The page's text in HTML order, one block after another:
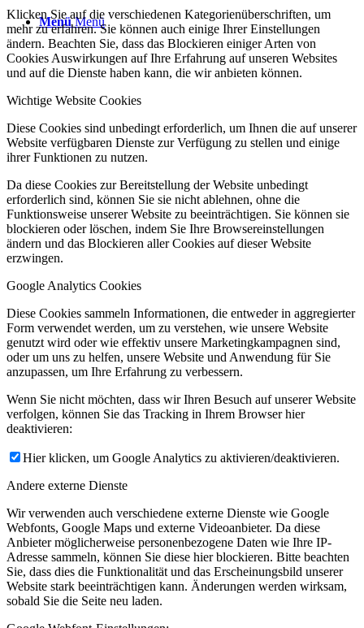
Menü Menü
Klicken Sie auf die verschiedenen Kategorienüberschriften, um
mehr zu erfahren. Sie können auch einige Ihrer Einstellungen
ändern. Beachten Sie, dass das Blockieren einiger Arten von
Cookies Auswirkungen auf Ihre Erfahrung auf unseren Websites
und auf die Dienste haben kann, die wir anbieten können.
Wichtige Website Cookies
Diese Cookies sind unbedingt erforderlich, um Ihnen die auf unserer
Website verfügbaren Dienste zur Verfügung zu stellen und einige
ihrer Funktionen zu nutzen.
Da diese Cookies zur Bereitstellung der Website unbedingt
erforderlich sind, können Sie sie nicht ablehnen, ohne die
Funktionsweise unserer Website zu beeinträchtigen. Sie können sie
blockieren oder löschen, indem Sie Ihre Browsereinstellungen
ändern und das Blockieren aller Cookies auf dieser Website
erzwingen.
Google Analytics Cookies
Diese Cookies sammeln Informationen, die entweder in aggregierter
Form verwendet werden, um zu verstehen, wie unsere Website
genutzt wird oder wie effektiv unsere Marketingkampagnen sind,
oder um uns zu helfen, unsere Website und Anwendung für Sie
anzupassen, um Ihre Erfahrung zu verbessern.
Wenn Sie nicht möchten, dass wir Ihren Besuch auf unserer Website
verfolgen, können Sie das Tracking in Ihrem Browser hier
deaktivieren:
Hier klicken, um Google Analytics zu aktivieren/deaktivieren.
Andere externe Dienste
Wir verwenden auch verschiedene externe Dienste wie Google
Webfonts, Google Maps und externe Videoanbieter. Da diese
Anbieter möglicherweise personenbezogene Daten wie Ihre IP-
Adresse sammeln, können Sie diese hier blockieren. Bitte beachten
Sie, dass dies die Funktionalität und das Erscheinungsbild unserer
Website stark beeinträchtigen kann. Änderungen werden wirksam,
sobald Sie die Seite neu laden.